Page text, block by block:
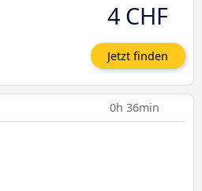
4 CHF
Jetzt finden
0h 36min